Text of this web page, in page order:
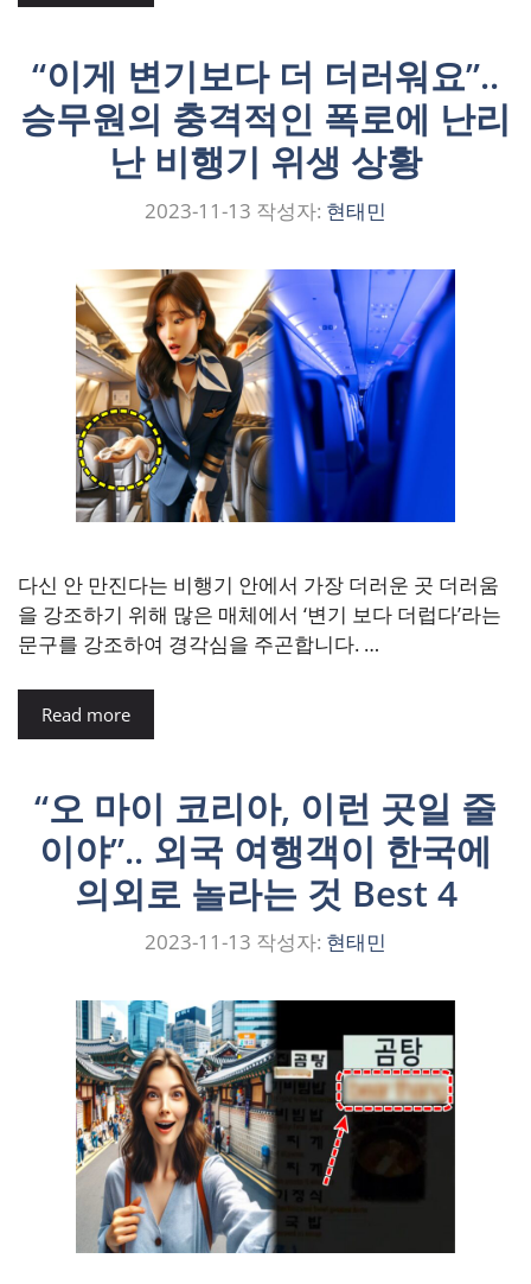
“이게 변기보다 더 더러워요”..
승무원의 충격적인 폭로에 난리
난 비행기 위생 상황
2023-11-13 작성자: 현태민
다신 안 만진다는 비행기 안에서 가장 더러운 곳 더러움
을 강조하기 위해 많은 매체에서 ‘변기 보다 더럽다’라는
문구를 강조하여 경각심을 주곤합니다. …
Read more
“오 마이 코리아, 이런 곳일 줄
이야”.. 외국 여행객이 한국에
의외로 놀라는 것 Best 4
2023-11-13 작성자: 현태민